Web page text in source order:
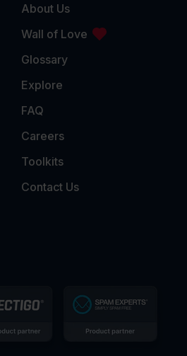
About Us
Wall of Love
Glossary
Explore
FAQ
Careers
Toolkits
Contact Us